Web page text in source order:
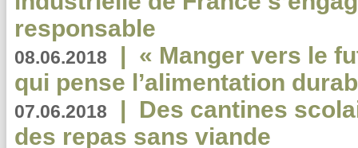
responsable
08.06.2018 | « Manger vers le
qui pense l’alimentation
07.06.2018 | Des cantines
des repas sans viande